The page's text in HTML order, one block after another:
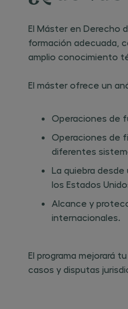
El Máster en Derecho
formación adecuada,
amplio conocimiento
El máster ofrece un
Operaciones de
Operaciones de
diferentes
La quiebra
los Estados
Alcance y
internacionales.
El programa mejorará
casos y disputas